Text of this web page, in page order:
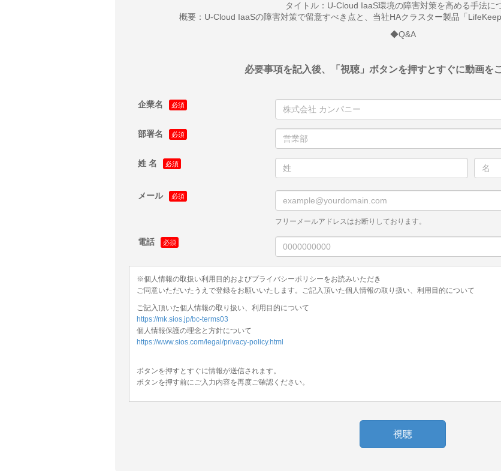
タイトル：U-Cloud IaaS環境の障害対策を高める手法に
概要：U-Cloud IaaSの障害対策で留意すべき点と、当社HAクラスター製品「
◆Q&A
必要事項を記入後、「視聴」ボタンを押すとすぐに動画を
企業名
部署名
姓 名
メール
フリーメールアドレスはお断りしております。
電話
※個人情報の取扱い利用目的およびプライバシーポリシーをお読みいただき
ご同意いただいたうえで登録をお願いいたします。ご記入頂いた個人情報の取り扱い、利用目的について
ご記入頂いた個人情報の取り扱い、利用目的について
https://mk.sios.jp/bc-terms03
個人情報保護の理念と方針について
https://www.sios.com/legal/privacy-policy.html
ボタンを押すとすぐに情報が送信されます。
ボタンを押す前にご入力内容を再度ご確認ください。